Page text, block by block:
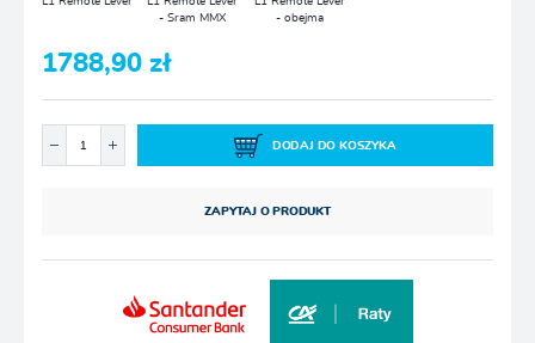
- Sram MMX
- obejma
1788,90 zł
DODAJ DO KOSZYKA
ZAPYTAJ O PRODUKT